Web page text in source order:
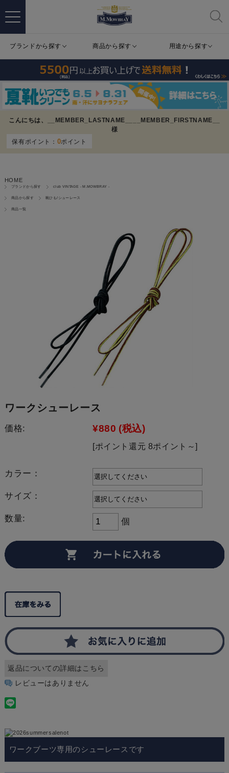
ブランドから探す 商品から探す 用途から探す
こんにちは、 __MEMBER_LASTNAME__
__MEMBER_FIRSTNAME__
様
保有ポイント： 0ポイント
HOME
ブランドから探す club VINTAGE - M.MOWBRAY -
商品から探す 靴ひも/シューレース
商品一覧
ワークシューレース
価格: ¥880 (税込)
[ポイント還元 8ポイント～]
カラー：
サイズ：
数量: 個
返品についての詳細はこちら
レビューはありません
ワークブーツ専用のシューレースです